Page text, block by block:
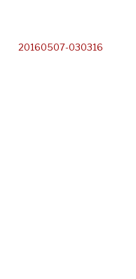
20160507-030316